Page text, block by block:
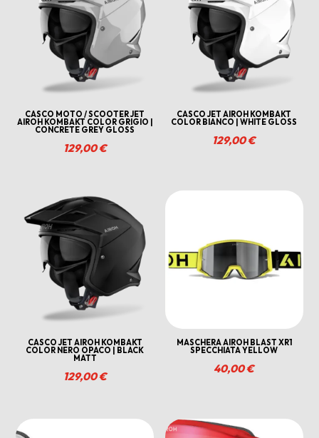
CASCO MOTO / SCOOTER JET
AIROH KOMBAKT COLOR GRIGIO |
CONCRETE GREY GLOSS
129,00€
CASCO JET AIROH KOMBAKT
COLOR BIANCO | WHITE GLOSS
129,00€
CASCO JET AIROH KOMBAKT
COLOR NERO OPACO | BLACK
MATT
129,00€
MASCHERA AIROH BLAST XR1
SPECCHIATA YELLOW
40,00€